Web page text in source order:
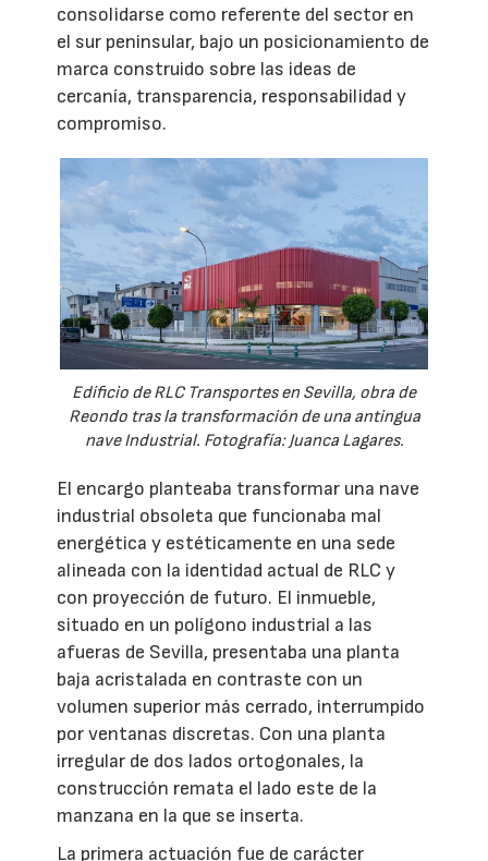
consolidarse como referente del sector en
el sur peninsular, bajo un posicionamiento de
marca construido sobre las ideas de
cercanía, transparencia, responsabilidad y
compromiso.
Edificio de RLC Transportes en Sevilla, obra de
Reondo tras la transformación de una antingua
nave Industrial. Fotografía: Juanca Lagares.
El encargo planteaba transformar una nave
industrial obsoleta que funcionaba mal
energética y estéticamente en una sede
alineada con la identidad actual de RLC y
con proyección de futuro. El inmueble,
situado en un polígono industrial a las
afueras de Sevilla, presentaba una planta
baja acristalada en contraste con un
volumen superior más cerrado, interrumpido
por ventanas discretas. Con una planta
irregular de dos lados ortogonales, la
construcción remata el lado este de la
manzana en la que se inserta.
La primera actuación fue de carácter